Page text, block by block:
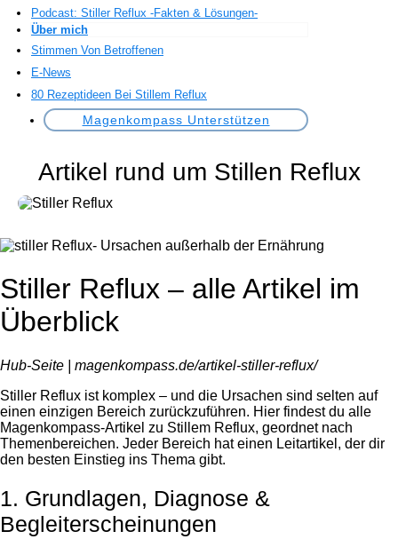
Podcast: Stiller Reflux -Fakten & Lösungen-
Über mich
Stimmen Von Betroffenen
E-News
80 Rezeptideen Bei Stillem Reflux
Magenkompass Unterstützen
Artikel rund um Stillen Reflux
Stiller Reflux – alle Artikel im
Überblick
Hub-Seite | magenkompass.de/artikel-stiller-reflux/
Stiller Reflux ist komplex – und die Ursachen sind selten auf
einen einzigen Bereich zurückzuführen. Hier findest du alle
Magenkompass-Artikel zu Stillem Reflux, geordnet nach
Themenbereichen. Jeder Bereich hat einen Leitartikel, der dir
den besten Einstieg ins Thema gibt.
1. Grundlagen, Diagnose &
Begleiterscheinungen